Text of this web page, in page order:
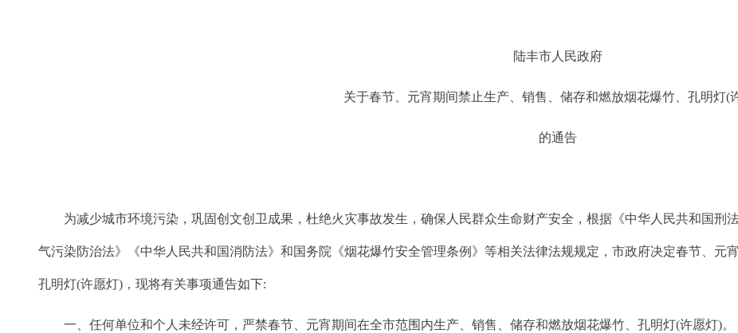
陆丰市人民政府
关于春节、元宵期间禁止生产、销售、储存和燃放烟花爆竹、孔明灯(
的通告
为减少城市环境污染，巩固创文创卫成果，杜绝火灾事故发生，确保人民群众生命财产安全，根据《中华人民共和国刑
气污染防治法》《中华人民共和国消防法》和国务院《烟花爆竹安全管理条例》等相关法律法规规定，市政府决定春节、元
孔明灯(许愿灯)，现将有关事项通告如下:
一、任何单位和个人未经许可，严禁春节、元宵期间在全市范围内生产、销售、储存和燃放烟花爆竹、孔明灯(许愿灯)。